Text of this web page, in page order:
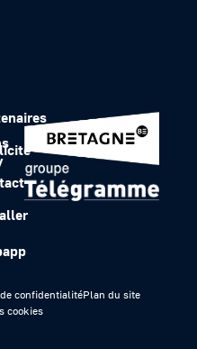
confidentialitéPlan du site
cookies